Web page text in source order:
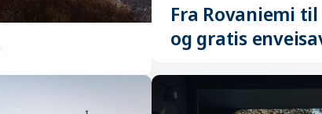
Fra Rovaniemi
og gratis